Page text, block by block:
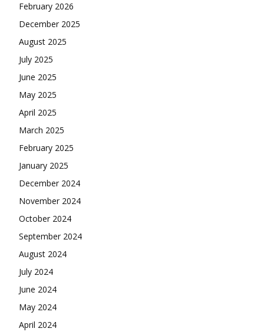
February 2026
December 2025
August 2025
July 2025
June 2025
May 2025
April 2025
March 2025
February 2025
January 2025
December 2024
November 2024
October 2024
September 2024
August 2024
July 2024
June 2024
May 2024
April 2024